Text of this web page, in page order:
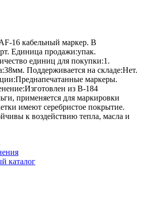
16 кабельный маркер. В
Единица продажи:упак.
единиц для покупки:1.
Поддерживается на складе:Нет.
маркеры.
из B-184
применяется для маркировки
имеют серебристое покрытие.
к воздействию тепла, масла и
каталог